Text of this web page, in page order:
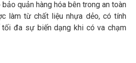
quản hàng hóa bên trong an toàn
làm từ chất liệu nhựa dẻo, có tính
tối đa sự biến dạng khi có va chạm